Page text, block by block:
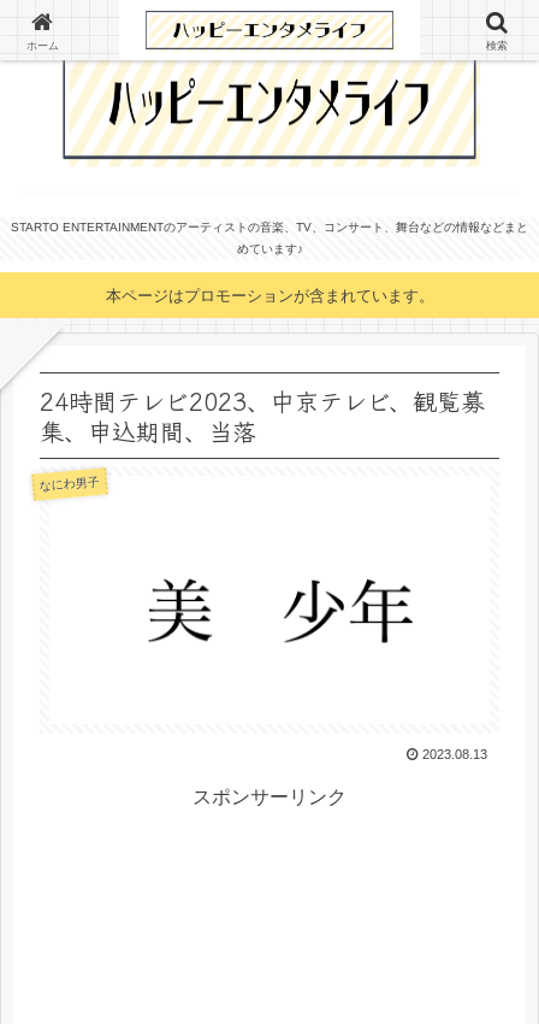
STARTO ENTERTAINMENTのアーティストの音楽、TV、コンサート、舞台などの情報などまと
めています♪
本ページはプロモーションが含まれています。
24時間テレビ2023、中京テレビ、観覧募
集、申込期間、当落
なにわ男子
2023.08.13
スポンサーリンク
ホーム 検索